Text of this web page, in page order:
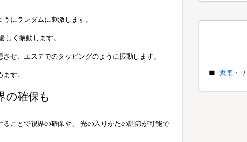
にランダムに刺激します。
しく振動します。
せ、エステでのタッピングのように振動します。
す。
の確保も
ことで視界の確保や、 光の入りかたの調節が可能で
家電・